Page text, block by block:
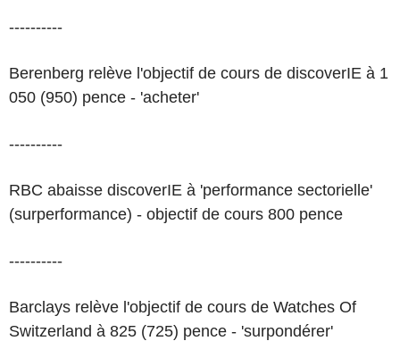
----------
Berenberg relève l'objectif de cours de discoverIE à 1
050 (950) pence - 'acheter'
----------
RBC abaisse discoverIE à 'performance sectorielle'
(surperformance) - objectif de cours 800 pence
----------
Barclays relève l'objectif de cours de Watches Of
Switzerland à 825 (725) pence - 'surpondérer'